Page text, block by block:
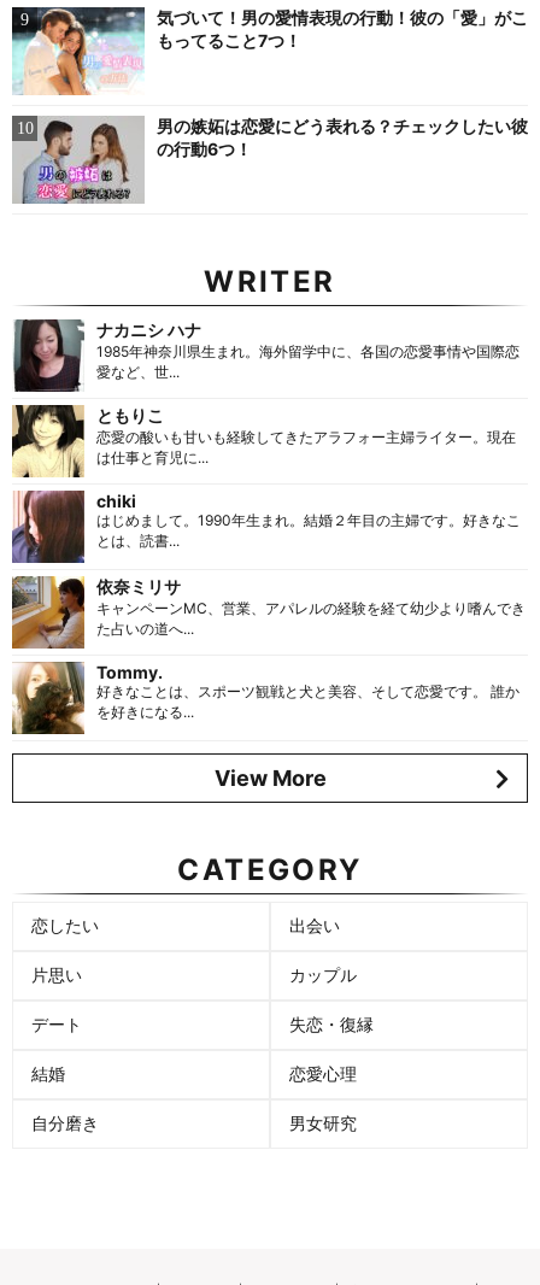
気づいて！男の愛情表現の行動！彼の「愛」がこ
もってること7つ！
男の嫉妬は恋愛にどう表れる？チェックしたい彼
の行動6つ！
WRITER
ナカニシ ハナ
1985年神奈川県生まれ。海外留学中に、各国の恋愛事情や国際恋
愛など、世...
ともりこ
恋愛の酸いも甘いも経験してきたアラフォー主婦ライター。現在
は仕事と育児に...
chiki
はじめまして。1990年生まれ。結婚２年目の主婦です。好きなこ
とは、読書...
依奈ミリサ
キャンペーンMC、営業、アパレルの経験を経て幼少より嗜んでき
た占いの道へ...
Tommy.
好きなことは、スポーツ観戦と犬と美容、そして恋愛です。 誰か
を好きになる...
View More
CATEGORY
恋したい 出会い
片思い カップル
デート 失恋・復縁
結婚 恋愛心理
自分磨き 男女研究